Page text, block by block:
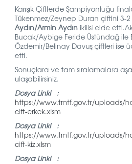
Karışık Çiftlerde Şampiyonluğu
Tükenmez/Zeynep Duran çiftini 3-
Aydın/Armin Aydın ikilisi elde
Bucak/Aybige Feride Üstündağ ile
Özdemir/Belinay Davuş çiftleri ise
etti.
Sonuçlara ve tam sıralamalara
ulaşabilirsiniz.
Dosya Linki :
https://www.tmtf.gov.tr/uploads/
cift-erkek.xlsm
Dosya Linki :
https://www.tmtf.gov.tr/uploads/
cift-kiz.xlsm
Dosya Linki :